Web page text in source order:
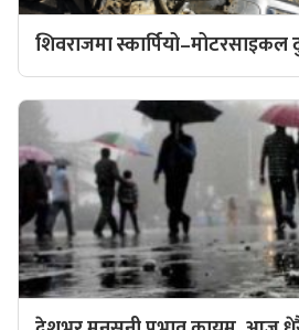
शिवराजमा स्कार्पियो–मोटरसाइकल